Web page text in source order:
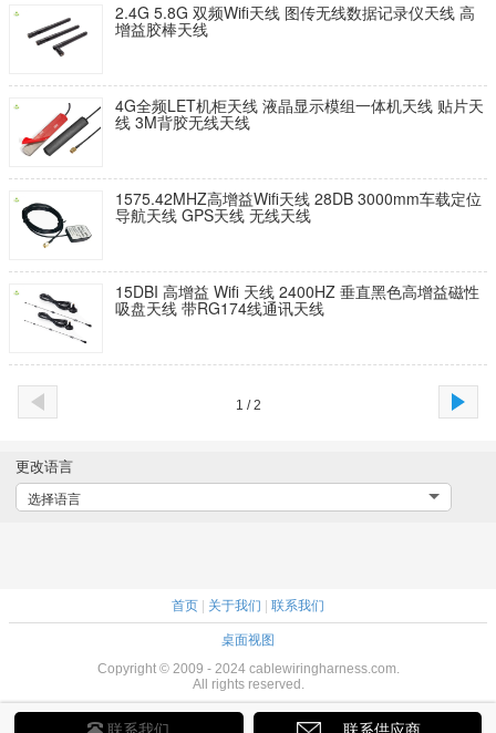
2.4G 5.8G 双频Wifi天线 图传无线数据记录仪天线 高
增益胶棒天线​
4G全频LET机柜天线 液晶显示模组一体机天线 贴片天
线 3M背胶无线天线
1575.42MHZ高增益Wifi天线 28DB 3000mm车载定位
导航天线 GPS天线 无线天线
15DBI 高增益 Wifi 天线 2400HZ 垂直黑色高增益磁性
吸盘天线 带RG174线通讯天线
1 / 2
更改语言
选择语言
首页 关于我们 联系我们
桌面视图
Copyright © 2009 - 2024 cablewiringharness.com.
All rights reserved.